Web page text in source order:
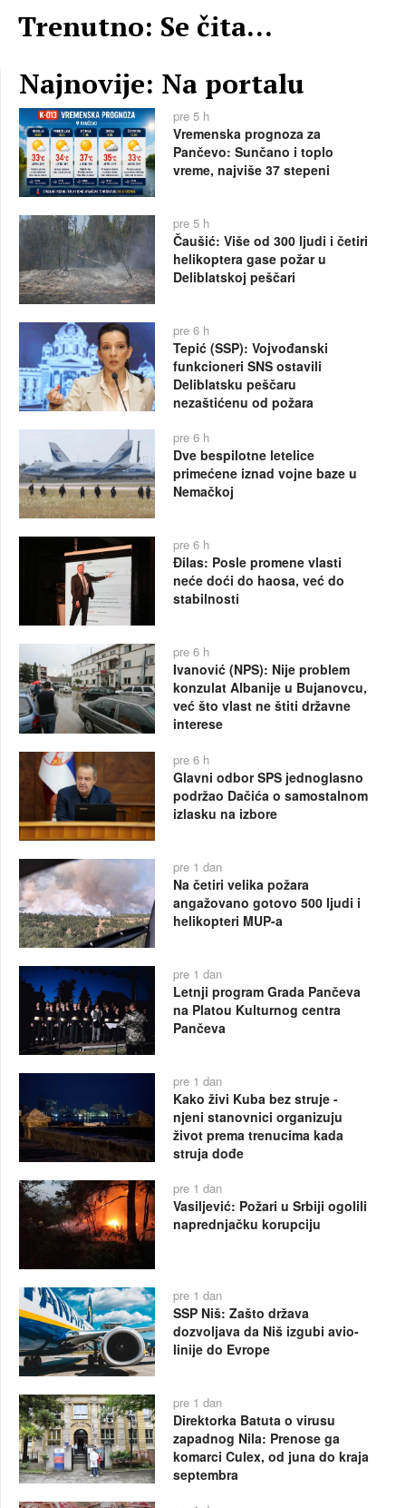
Trenutno: Se čita...
Najnovije: Na portalu
pre 5 h
Vremenska prognoza za
Pančevo: Sunčano i toplo
vreme, najviše 37 stepeni
pre 5 h
Čaušić: Više od 300 ljudi i četiri
helikoptera gase požar u
Deliblatskoj peščari
pre 6 h
Tepić (SSP): Vojvođanski
funkcioneri SNS ostavili
Deliblatsku peščaru
nezaštićenu od požara
pre 6 h
Dve bespilotne letelice
primećene iznad vojne baze u
Nemačkoj
pre 6 h
Đilas: Posle promene vlasti
neće doći do haosa, već do
stabilnosti
pre 6 h
Ivanović (NPS): Nije problem
konzulat Albanije u Bujanovcu,
već što vlast ne štiti državne
interese
pre 6 h
Glavni odbor SPS jednoglasno
podržao Dačića o samostalnom
izlasku na izbore
pre 1 dan
Na četiri velika požara
angažovano gotovo 500 ljudi i
helikopteri MUP-a
pre 1 dan
Letnji program Grada Pančeva
na Platou Kulturnog centra
Pančeva
pre 1 dan
Kako živi Kuba bez struje -
njeni stanovnici organizuju
život prema trenucima kada
struja dođe
pre 1 dan
Vasiljević: Požari u Srbiji ogolili
naprednjačku korupciju
pre 1 dan
SSP Niš: Zašto država
dozvoljava da Niš izgubi avio-
linije do Evrope
pre 1 dan
Direktorka Batuta o virusu
zapadnog Nila: Prenose ga
komarci Culex, od juna do kraja
septembra